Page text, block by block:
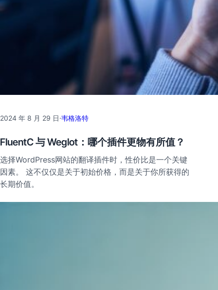
2024 年 8 月 29 日·韦格洛特
FluentC 与 Weglot：哪个插件更物有所值？
选择WordPress网站的翻译插件时，性价比是一个关键
因素。 这不仅仅是关于初始价格，而是关于你所获得的
长期价值。